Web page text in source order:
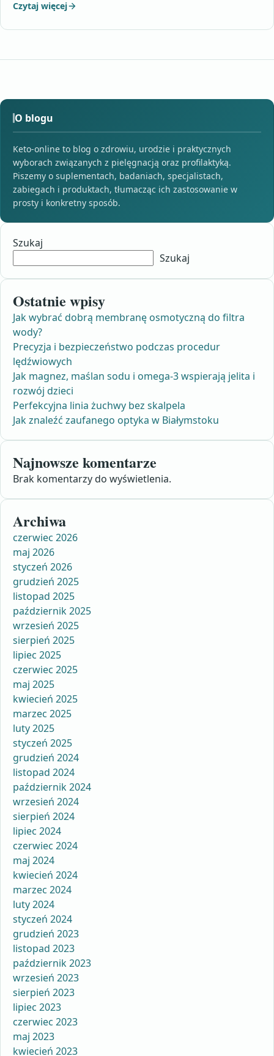
Czytaj więcej
O blogu
Keto-online to blog o zdrowiu, urodzie i praktycznych
wyborach związanych z pielęgnacją oraz profilaktyką.
Piszemy o suplementach, badaniach, specjalistach,
zabiegach i produktach, tłumacząc ich zastosowanie w
prosty i konkretny sposób.
Szukaj
Szukaj
Ostatnie wpisy
Jak wybrać dobrą membranę osmotyczną do filtra
wody?
Precyzja i bezpieczeństwo podczas procedur
lędźwiowych
Jak magnez, maślan sodu i omega-3 wspierają jelita i
rozwój dzieci
Perfekcyjna linia żuchwy bez skalpela
Jak znaleźć zaufanego optyka w Białymstoku
Najnowsze komentarze
Brak komentarzy do wyświetlenia.
Archiwa
czerwiec 2026
maj 2026
styczeń 2026
grudzień 2025
listopad 2025
październik 2025
wrzesień 2025
sierpień 2025
lipiec 2025
czerwiec 2025
maj 2025
kwiecień 2025
marzec 2025
luty 2025
styczeń 2025
grudzień 2024
listopad 2024
październik 2024
wrzesień 2024
sierpień 2024
lipiec 2024
czerwiec 2024
maj 2024
kwiecień 2024
marzec 2024
luty 2024
styczeń 2024
grudzień 2023
listopad 2023
październik 2023
wrzesień 2023
sierpień 2023
lipiec 2023
czerwiec 2023
maj 2023
kwiecień 2023